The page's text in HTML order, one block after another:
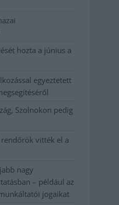
hozta a június a
egyeztetett
Szolnokon pedig
vitték el a
nagy
– például az
jogaikat